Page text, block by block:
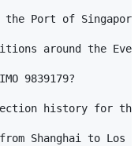
Port of
around the
9839179?
history for the
Shanghai to Los